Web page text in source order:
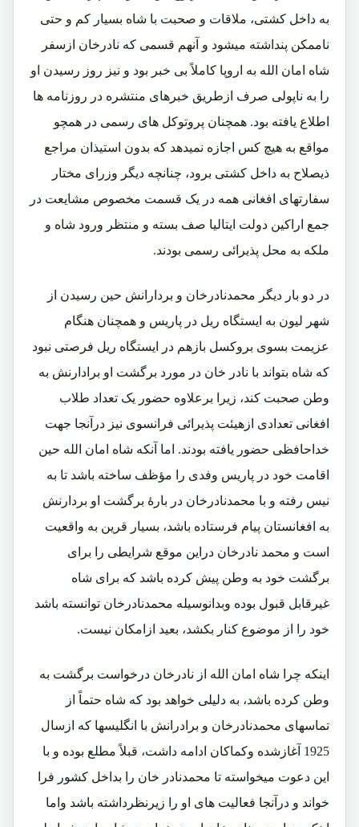
به داخل کشتی، ملاقات و صحبت با شاه بسیار کم و حتی
ناممکن پنداشته میشود و آنهم قسمی که نادرخان ازسفر
شاه امان الله به اروپا کاملاً بی خبر بود و نیز روز رسیدن او
را به ناپولی صرف ازطریق خبرهای منتشره در روزنامه ها
اطلاع یافته بود. همچنان پروتوکل های رسمی در همچو
مواقع به هیچ کس اجازه نمیدهد که بدون استیذان مراجع
ذیصلاح به داخل کشتی برود، چنانچه دیگر وزرای مختار
سفارتهای افغانی همه در یک قسمت مخصوص مشایعت در
جمع اراکین دولت ایتالیا صف بسته و منتظر ورود شاه و
ملکه به محل پذیرائی رسمی بودند.
در دو بار دیگر محمدنادرخان و بردارانش حین رسیدن از
شهر لیون به ایستگاه ریل در پاریس و همچنان هنگام
عزیمت بسوی بروکسل بازهم در ایستگاه ریل فرصتی نبود
که شاه بتواند با نادر خان در مورد برگشت او برادارنش به
وطن صحبت کند، زیرا برعلاوه حضور یک تعداد طلاب
افغانی تعدادی ازهیئت پذیرائی فرانسوی نیز درآنجا جهت
خداحافظی حضور یافته بودند. اما آنکه شاه امان الله حین
اقامت خود در پاریس وفدی را مؤظف ساخته باشد تا به
نیس رفته و با محمدنادرخان در بارۀ برگشت او بردارنش
به افغانستان پیام فرستاده باشد، بسیار قرین به واقعیت
است و محمد نادرخان دراین موقع شرایطی را برای
برگشت خود به وطن پیش کرده باشد که برای شاه
غیرقابل قبول بوده وبدانوسیله محمدنادرخان توانسته باشد
خود را از موضوع کنار بکشد، بعید ازامکان نیست.
اینکه چرا شاه امان الله از نادرخان درخواست برگشت به
وطن کرده باشد، به دلیلی خواهد بود که شاه حتماً از
تماسهای محمدنادرخان و برادرانش با انگلیسها که ازسال
1925 آغازشده وکماکان ادامه داشت، قبلاً مطلع بوده و با
این دعوت میخواسته تا محمدنادر خان را بداخل کشور فرا
خواند و درآنجا فعالیت های او را زیرنظرداشته باشد واما